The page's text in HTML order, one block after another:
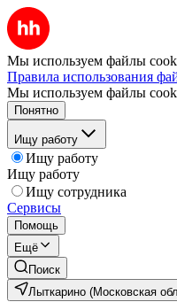
Мы используем файлы
Правила использования
Мы используем файлы
Понятно
Ищу работу
Ищу работу
Ищу работу
Ищу сотрудника
Сервисы
Помощь
Ещё
Поиск
Лыткарино (Московская